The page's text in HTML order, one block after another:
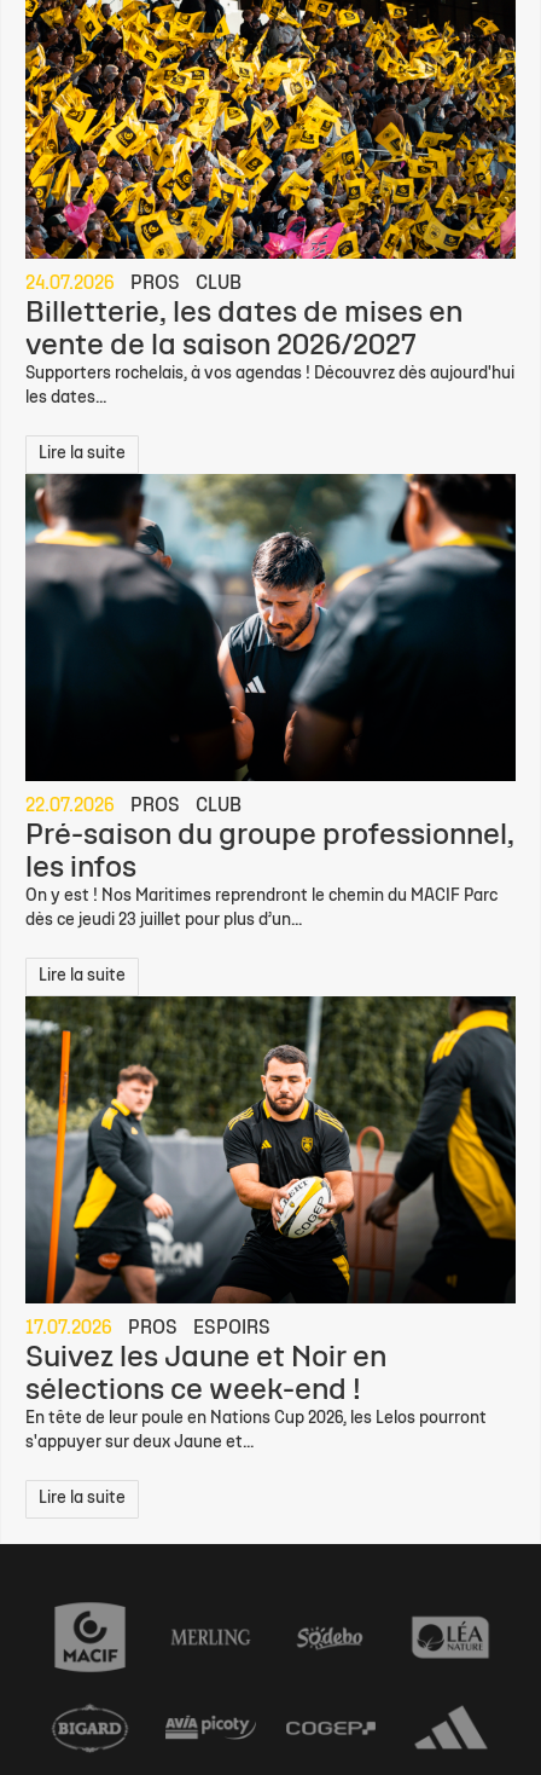
24.07.2026 PROS CLUB
Billetterie, les dates de mises en
vente de la saison 2026/2027
Supporters rochelais, à vos agendas ! Découvrez dès aujourd'hui
les dates...
Lire la suite
22.07.2026 PROS CLUB
Pré-saison du groupe professionnel,
les infos
On y est ! Nos Maritimes reprendront le chemin du MACIF Parc
dès ce jeudi 23 juillet pour plus d’un...
Lire la suite
17.07.2026 PROS ESPOIRS
Suivez les Jaune et Noir en
sélections ce week-end !
En tête de leur poule en Nations Cup 2026, les Lelos pourront
s'appuyer sur deux Jaune et...
Lire la suite